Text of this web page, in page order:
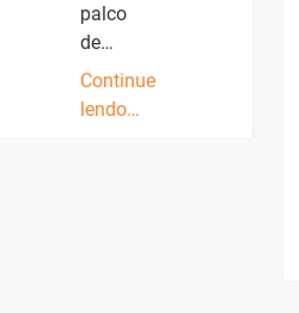
palco
de…
Continue
lendo…